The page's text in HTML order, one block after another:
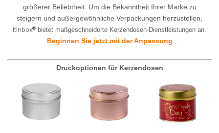
größerer Beliebtheit. Um die Bekanntheit Ihrer Marke zu
steigern und außergewöhnliche Verpackungen herzustellen,
Itinbox® bietet maßgeschneiderte Kerzendosen-Dienstleistungen an.
Beginnen Sie jetzt mit der Anpassung
Druckoptionen für Kerzendosen